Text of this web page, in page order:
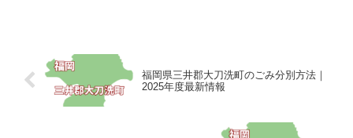
福岡県三井郡大刀洗町のごみ分別方法｜
2025年度最新情報